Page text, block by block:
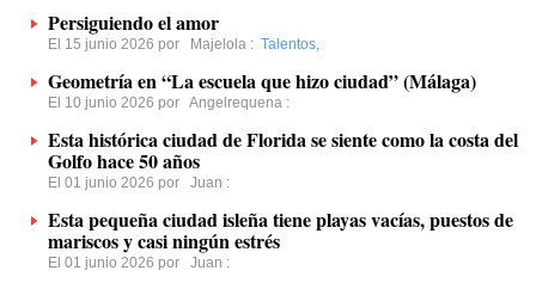
Persiguiendo el amor
El 15 junio 2026 por Majelola : Talentos,
Geometría en “La escuela que hizo ciudad” (Málaga)
El 10 junio 2026 por Angelrequena :
Esta histórica ciudad de Florida se siente como la costa del
Golfo hace 50 años
El 01 junio 2026 por Juan :
Esta pequeña ciudad isleña tiene playas vacías, puestos de
mariscos y casi ningún estrés
El 01 junio 2026 por Juan :